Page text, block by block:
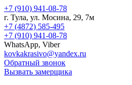
+7 (910) 941-08-78
г. Тула, ул. Мосина, 29, 7м
+7 (4872) 585-495
+7 (910) 941-08-78
WhatsApp, Viber
kovkakrasivo@yandex.ru
Обратный звонок
Вызвать замерщика